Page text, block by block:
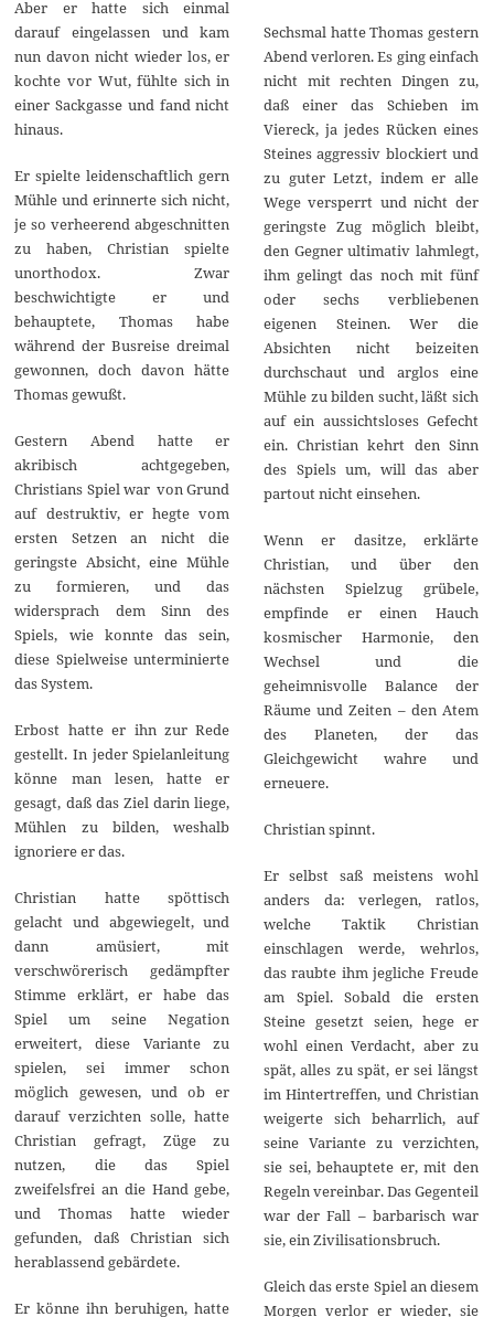
Aber er hatte sich einmal
darauf eingelassen und kam
nun davon nicht wieder los, er
kochte vor Wut, fühlte sich in
einer Sackgasse und fand nicht
hinaus.
Er spielte leidenschaftlich gern
Mühle und erinnerte sich nicht,
je so verheerend abgeschnitten
zu haben, Christian spielte
unorthodox. Zwar
beschwichtigte er und
behauptete, Thomas habe
während der Busreise dreimal
gewonnen, doch davon hätte
Thomas gewußt.
Gestern Abend hatte er
akribisch achtgegeben,
Christians Spiel war von Grund
auf destruktiv, er hegte vom
ersten Setzen an nicht die
geringste Absicht, eine Mühle
zu formieren, und das
widersprach dem Sinn des
Spiels, wie konnte das sein,
diese Spielweise unterminierte
das System.
Erbost hatte er ihn zur Rede
gestellt. In jeder Spielanleitung
könne man lesen, hatte er
gesagt, daß das Ziel darin liege,
Mühlen zu bilden, weshalb
ignoriere er das.
Christian hatte spöttisch
gelacht und abgewiegelt, und
dann amüsiert, mit
verschwörerisch gedämpfter
Stimme erklärt, er habe das
Spiel um seine Negation
erweitert, diese Variante zu
spielen, sei immer schon
möglich gewesen, und ob er
darauf verzichten solle, hatte
Christian gefragt, Züge zu
nutzen, die das Spiel
zweifelsfrei an die Hand gebe,
und Thomas hatte wieder
gefunden, daß Christian sich
herablassend gebärdete.
Er könne ihn beruhigen, hatte
Sechsmal hatte Thomas gestern
Abend verloren. Es ging einfach
nicht mit rechten Dingen zu,
daß einer das Schieben im
Viereck, ja jedes Rücken eines
Steines aggressiv blockiert und
zu guter Letzt, indem er alle
Wege versperrt und nicht der
geringste Zug möglich bleibt,
den Gegner ultimativ lahmlegt,
ihm gelingt das noch mit fünf
oder sechs verbliebenen
eigenen Steinen. Wer die
Absichten nicht beizeiten
durchschaut und arglos eine
Mühle zu bilden sucht, läßt sich
auf ein aussichtsloses Gefecht
ein. Christian kehrt den Sinn
des Spiels um, will das aber
partout nicht einsehen.
Wenn er dasitze, erklärte
Christian, und über den
nächsten Spielzug grübele,
empfinde er einen Hauch
kosmischer Harmonie, den
Wechsel und die
geheimnisvolle Balance der
Räume und Zeiten – den Atem
des Planeten, der das
Gleichgewicht wahre und
erneuere.
Christian spinnt.
Er selbst saß meistens wohl
anders da: verlegen, ratlos,
welche Taktik Christian
einschlagen werde, wehrlos,
das raubte ihm jegliche Freude
am Spiel. Sobald die ersten
Steine gesetzt seien, hege er
wohl einen Verdacht, aber zu
spät, alles zu spät, er sei längst
im Hintertreffen, und Christian
weigerte sich beharrlich, auf
seine Variante zu verzichten,
sie sei, behauptete er, mit den
Regeln vereinbar. Das Gegenteil
war der Fall – barbarisch war
sie, ein Zivilisationsbruch.
Gleich das erste Spiel an diesem
Morgen verlor er wieder, sie